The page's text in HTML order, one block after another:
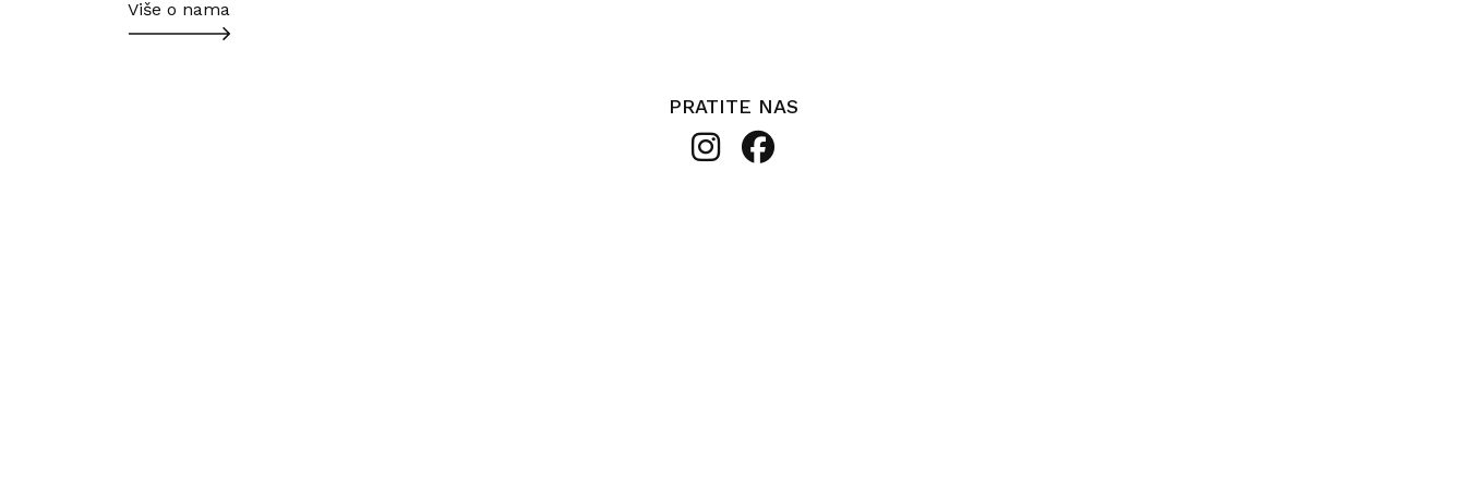
Više o nama
PRATITE NAS